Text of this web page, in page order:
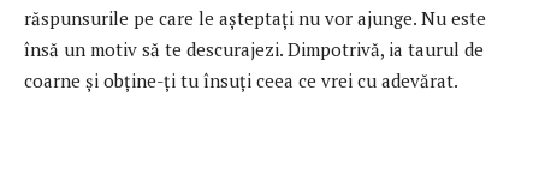
răspunsurile pe care le așteptați nu vor ajunge. Nu este
însă un motiv să te descurajezi. Dimpotrivă, ia taurul de
coarne și obține-ți tu însuți ceea ce vrei cu adevărat.